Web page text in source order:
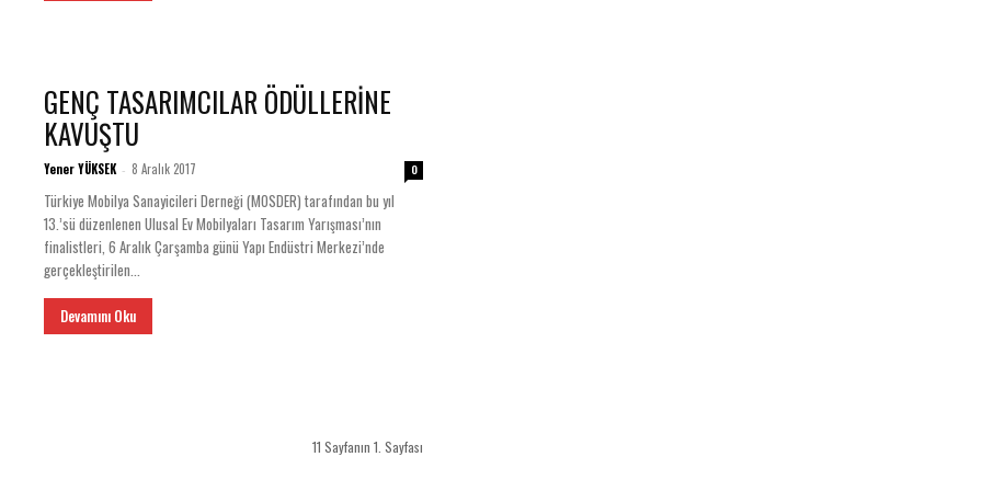
GENÇ TASARIMCILAR ÖDÜLLERİNE
KAVUŞTU
Yener YÜKSEK - 8 Aralık 2017 0
Türkiye Mobilya Sanayicileri Derneği (MOSDER) tarafından bu yıl
13.’sü düzenlenen Ulusal Ev Mobilyaları Tasarım Yarışması’nın
finalistleri, 6 Aralık Çarşamba günü Yapı Endüstri Merkezi’nde
gerçekleştirilen...
Devamını Oku
11 Sayfanın 1. Sayfası